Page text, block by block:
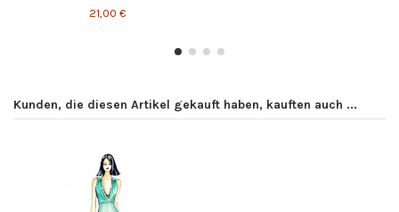
21,00 €
Kunden, die diesen Artikel gekauft haben, kauften auch ...